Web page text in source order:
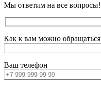
Мы ответим на все вопросы!
Как к вам можно обращаться
Ваш телефон